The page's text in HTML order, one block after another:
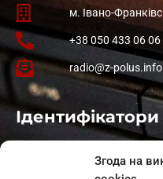
Згода на
м. Івано-
+38 050 433 06 06
radio@z-polus.info
: L11-01410